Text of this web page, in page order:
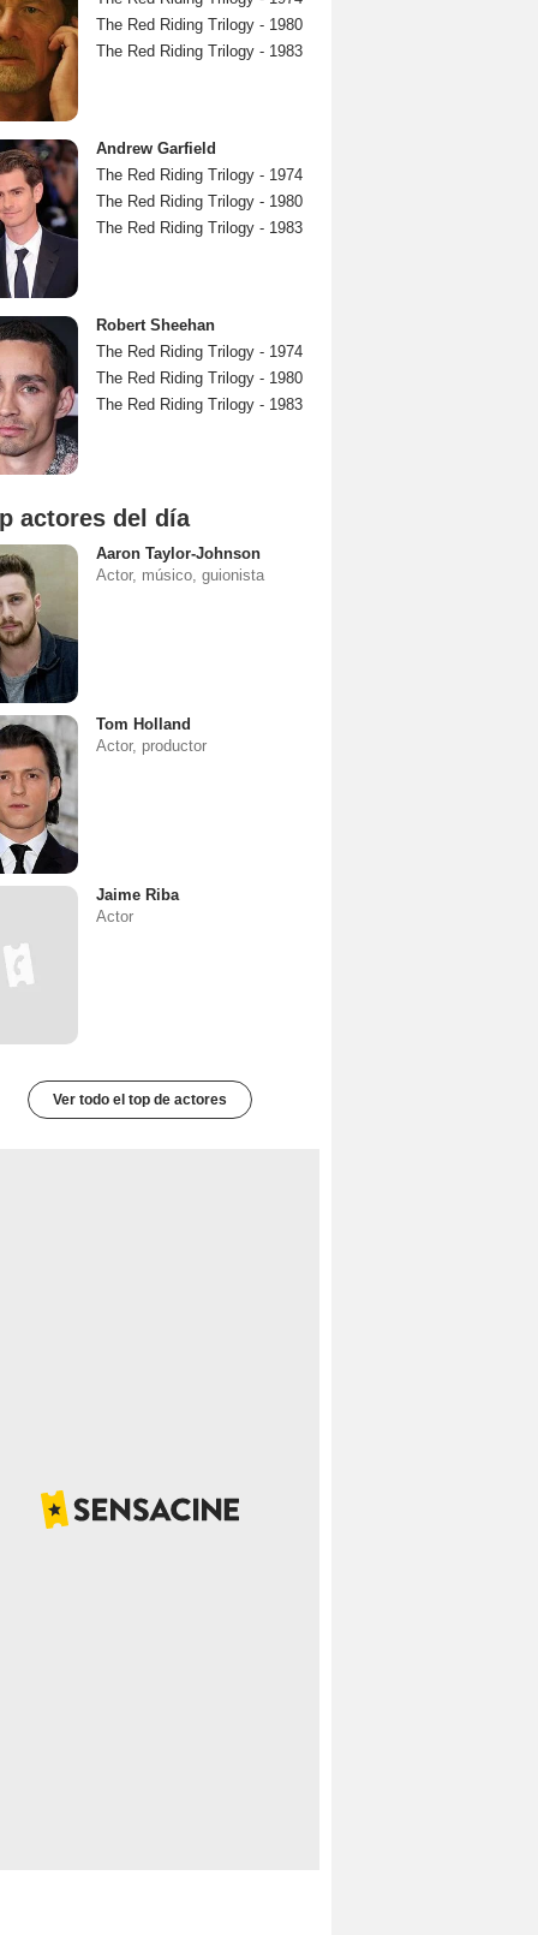
The Red Riding Trilogy - 1980
The Red Riding Trilogy - 1983
Andrew Garfield
The Red Riding Trilogy - 1974
The Red Riding Trilogy - 1980
The Red Riding Trilogy - 1983
Robert Sheehan
The Red Riding Trilogy - 1974
The Red Riding Trilogy - 1980
The Red Riding Trilogy - 1983
actores del día
Aaron Taylor-Johnson
Actor, músico, guionista
Tom Holland
Actor, productor
Jaime Riba
Actor
Ver todo el top de actores